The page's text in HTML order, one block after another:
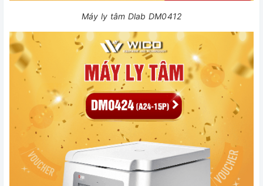
Máy ly tâm Dlab DM0412